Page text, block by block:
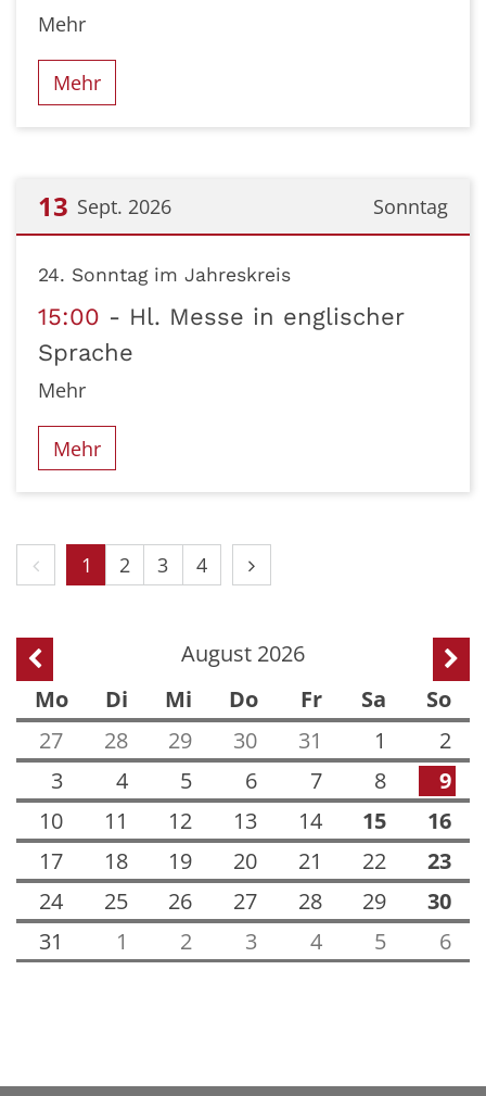
Mehr
Mehr
Sonntag
13 Sept. 2026
24. Sonntag im Jahreskreis
15:00
Hl. Messe in englischer
Sprache
Mehr
Mehr
Vorherige Seite
1 2 3 4 Nächste Seite
Vorherige Seite August 2026
Mo
Di Mi Do Fr Sa
So
27
28 29 30 31 1
2
3
4 5 6 7 8
9
10
11 12 13 14 15
16
17
18 19 20 21 22
23
24
25 26 27 28 29
30
31
1 2 3 4 5 6